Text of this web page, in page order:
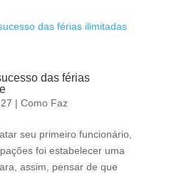
das férias
| Como Faz
seu primeiro funcionário,
foi estabelecer uma
assim, pensar de que